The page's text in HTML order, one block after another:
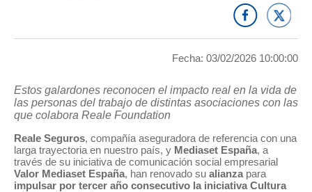
CALCULA TU PRESUPUESTO
CALCULA TU PRESUPUESTO
Fecha: 03/02/2026 10:00:00
Estos galardones reconocen el impacto real en la vida de
las personas del trabajo de distintas asociaciones con las
que colabora Reale Foundation
Reale Seguros, compañía aseguradora de referencia con una
larga trayectoria en nuestro país, y Mediaset España, a
través de su iniciativa de comunicación social empresarial
Valor Mediaset España, han renovado su alianza para
impulsar por tercer año consecutivo la iniciativa Cultura